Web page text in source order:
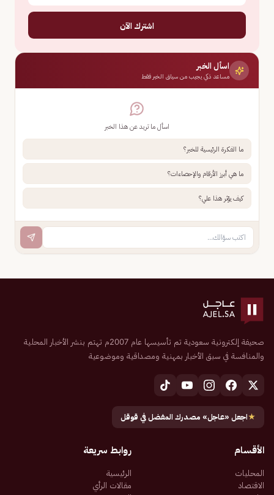
اشترك الآن
اسأل الخبر
مساعد ذكي يجيب من سياق الخبر فقط
اسأل ما تريد عن هذا الخبر
ما الفكرة الرئيسية للخبر؟
ما هي أبرز الأرقام والإحصاءات؟
كيف يؤثر هذا علي؟
صحيفة إلكترونية سعودية تم تأسيسها عام 2007م تهتم بنشر الأخبار المحلية
والمنافسة في سبق الأخبار بمهنية ومصداقية وموضوعية
★اجعل «عاجل» مصدرك المفضل في قوقل
الأقسام
المحليات
الاقتصاد
روابط سريعة
الرئيسية
مقالات الرأي